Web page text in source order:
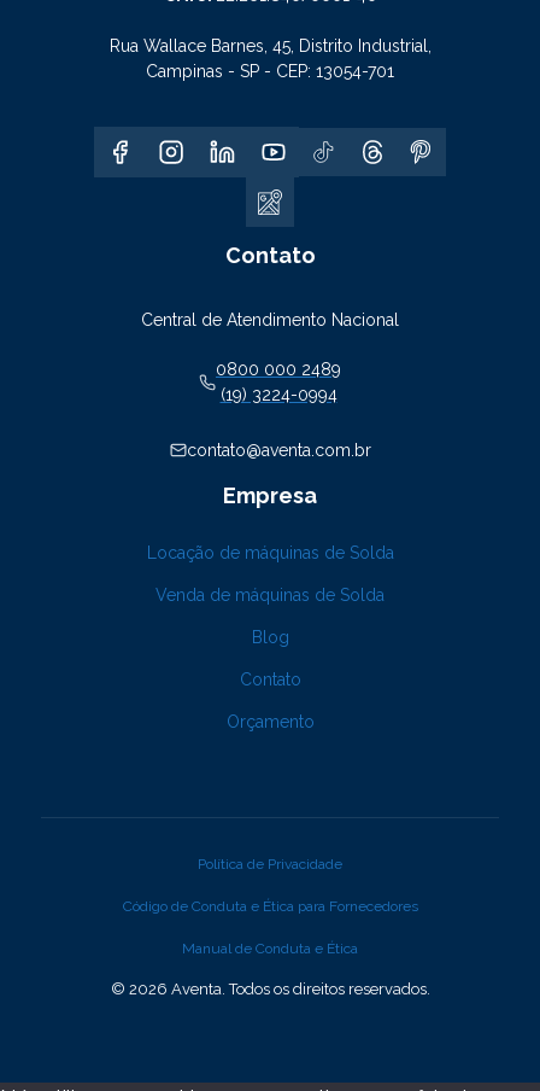
Rua Wallace Barnes, 45, Distrito Industrial,
Campinas - SP - CEP: 13054-701
Contato
Central de Atendimento Nacional
0800 000 2489
(19) 3224-0994
contato@aventa.com.br
Empresa
Locação de máquinas de Solda
Venda de máquinas de Solda
Blog
Contato
Orçamento
© 2026 Aventa. Todos os direitos reservados.
Política de Privacidade
Código de Conduta e Ética para Fornecedores
Manual de Conduta e Ética